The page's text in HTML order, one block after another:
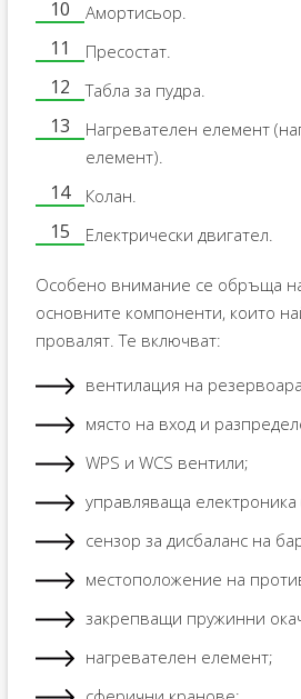
Амортисьор.
Пресостат.
Табла за пудра.
Нагревателен елемент
елемент).
Колан.
Електрически двигател.
Особено внимание се обръща
основните компоненти, които
провалят. Те включват:
вентилация на
място на вход и
WPS и WCS вентили;
управляваща електроника
сензор за дисбаланс на
местоположение на
закрепващи пружинни
нагревателен елемент;